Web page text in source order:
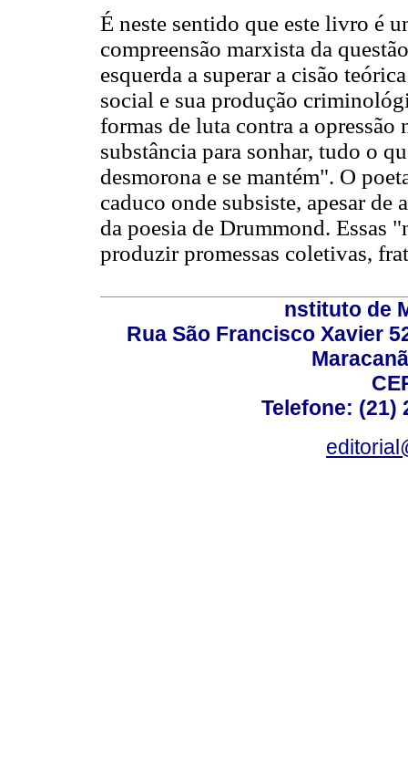
É neste sentido que este livro é
compreensão marxista da
esquerda a superar a cisão
social e sua produção
formas de luta contra a
substância para sonhar, tudo o
desmorona e se mantém". O
caduco onde subsiste, apesar
da poesia de Drummond. Essas
produzir promessas coletivas,
nstituto de
Rua São Francisco Xavier
Telefone: (21)